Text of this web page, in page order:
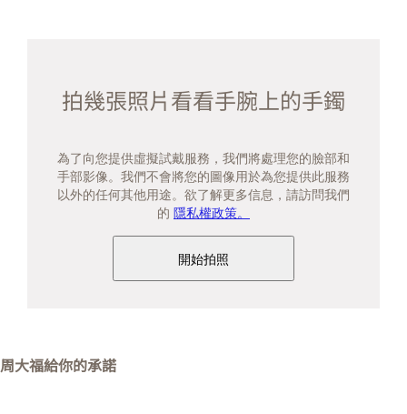
拍幾張照片看看手腕上的手鐲
為了向您提供虛擬試戴服務，我們將處理您的臉部和
手部影像。我們不會將您的圖像用於為您提供此服務
以外的任何其他用途。欲了解更多信息，請訪問我們
的 隱私權政策。
開始拍照
周大福給你的承諾